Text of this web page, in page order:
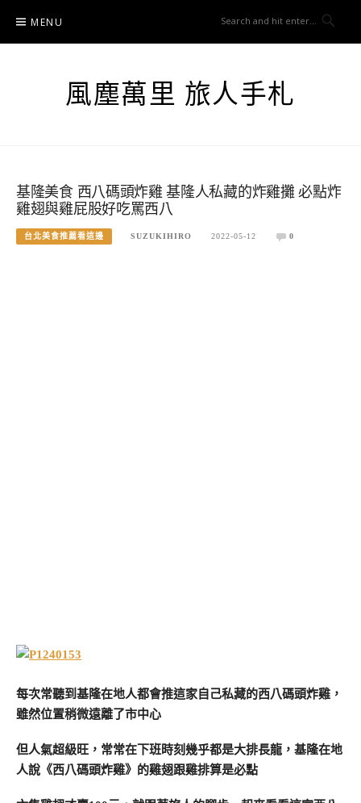
content
MENU
風塵萬里 旅人手札
基隆美食 西八碼頭炸雞 基隆人私藏的炸雞攤 必點炸
雞翅與雞屁股好吃罵西八
台北美食推薦看這邊 SUZUKIHIRO 2022-05-12 0
每次常聽到基隆在地人都會推這家自己私藏的西八碼頭炸雞，
雖然位置稍微遠離了市中心
但人氣超級旺，常常在下班時刻幾乎都是大排長龍，基隆在地
人說《西八碼頭炸雞》的雞翅跟雞排算是必點